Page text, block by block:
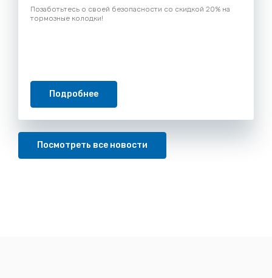
Позаботьтесь о своей безопасности со скидкой 20% на
тормозные колодки!
Подробнее
Посмотреть все новости